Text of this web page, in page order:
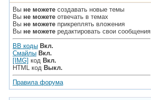
Вы не можете создавать новые темы
Вы не можете отвечать в темах
Вы не можете прикреплять вложения
Вы не можете редактировать свои сообщения
BB коды Вкл.
Смайлы Вкл.
[IMG] код Вкл.
HTML код Выкл.
Правила форума